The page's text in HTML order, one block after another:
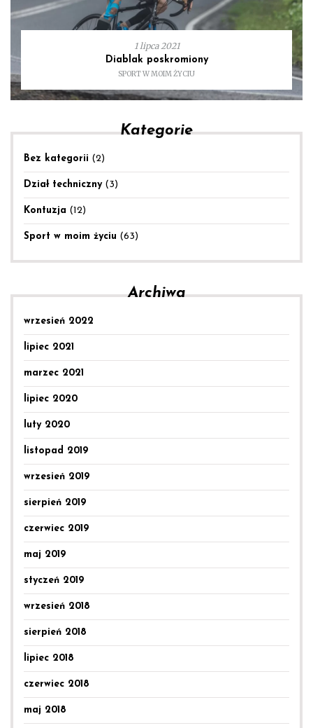
1 lipca 2021
Diablak poskromiony
SPORT W MOIM ŻYCIU
Kategorie
Bez kategorii (2)
Dział techniczny(3)
Kontuzja (12)
Sport w moim życiu (63)
Archiwa
wrzesień 2022
lipiec 2021
marzec 2021
lipiec 2020
luty 2020
listopad 2019
wrzesień 2019
sierpień 2019
czerwiec 2019
maj 2019
styczeń 2019
wrzesień 2018
sierpień 2018
lipiec 2018
czerwiec 2018
maj 2018